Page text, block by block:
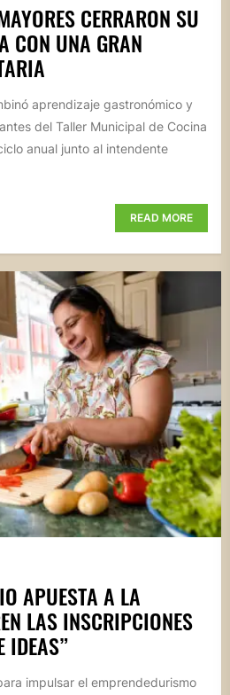
CERRARON SU
CON UNA GRAN
aprendizaje gastronómico y
del Taller Municipal de Cocina
anual junto al intendente
READ MORE
APUESTA A LA
LAS INSCRIPCIONES
IDEAS”
impulsar el emprendedurismo